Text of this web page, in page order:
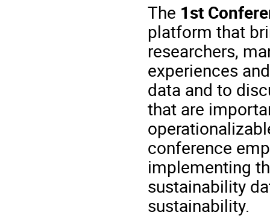
The 1st
platform that
researchers,
experiences
data and to
that are
conference
implementing
sustainability
sustainability.